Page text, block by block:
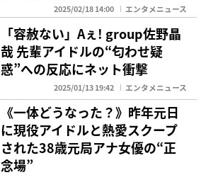
2025/02/18 14:00 エンタメニュース
「容赦ない」Aぇ! group佐野晶
哉 先輩アイドルの“匂わせ疑
惑”への反応にネット衝撃
2025/01/13 19:42 エンタメニュース
《一体どうなった？》昨年元日
に現役アイドルと熱愛スクープ
された38歳元局アナ女優の“正
念場”